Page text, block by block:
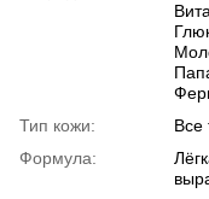
Тип кожи:
Все
Формула: